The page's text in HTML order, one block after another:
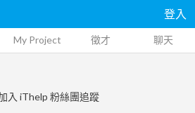
登入
My Project 徵才 聊天
入 iThelp 粉絲團追蹤